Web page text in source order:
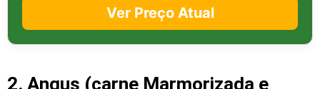
Ver Preço Atual
2. Angus (carne Marmorizada e